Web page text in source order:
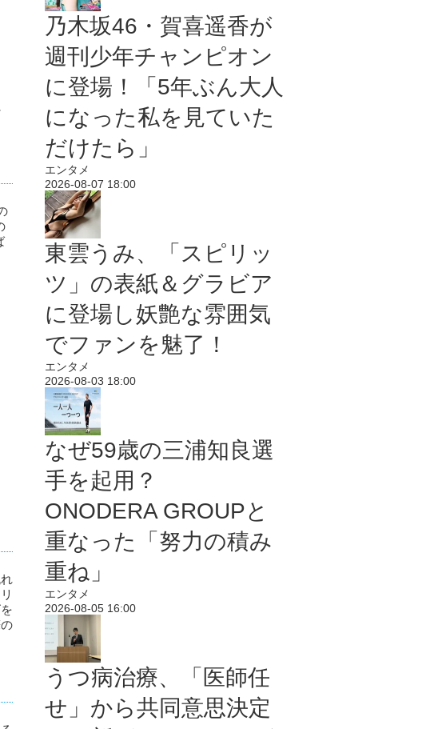
乃木坂46・賀喜遥香が
週刊少年チャンピオン
に登場！「5年ぶん大人
になった私を見ていた
だけたら」
エンタメ
2026-08-07 18:00
東雲うみ、「スピリッ
ツ」の表紙＆グラビア
に登場し妖艶な雰囲気
でファンを魅了！
エンタメ
2026-08-03 18:00
なぜ59歳の三浦知良選
手を起用？
ONODERA GROUPと
重なった「努力の積み
重ね」
エンタメ
2026-08-05 16:00
うつ病治療、「医師任
せ」から共同意思決定